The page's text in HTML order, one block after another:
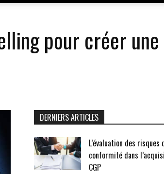
pour créer une
DERNIERS ARTICLES
L’évaluation des risques
conformité dans
CGP